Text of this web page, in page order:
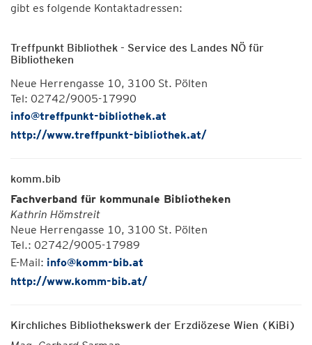
gibt es folgende Kontaktadressen:
Treffpunkt Bibliothek - Service des Landes NÖ für
Bibliotheken
Neue Herrengasse 10, 3100 St. Pölten
Tel: 02742/9005-17990
info@treffpunkt-bibliothek.at
http://www.treffpunkt-bibliothek.at/
komm.bib
Fachverband für kommunale Bibliotheken
Kathrin Hömstreit
Neue Herrengasse 10, 3100 St. Pölten
Tel.: 02742/9005-17989
E-Mail: info@komm-bib.at
http://www.komm-bib.at/
Kirchliches Bibliothekswerk der Erzdiözese Wien (KiBi)